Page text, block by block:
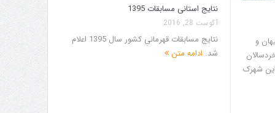
و
شهرک
نتایج استانی مسابقات 1395
آگوست 28, 2016
نتایج مسابقات قهرمانی کشور سال 1395 اعلام
شد. ادامه متن
تسویه
دسامبر 07, 2015
از اعضای
تقاضا
شماره
طریق